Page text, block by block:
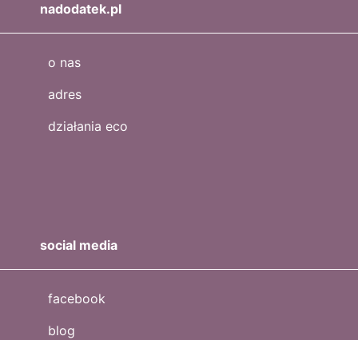
nadodatek.pl
o nas
adres
działania eco
social media
facebook
blog